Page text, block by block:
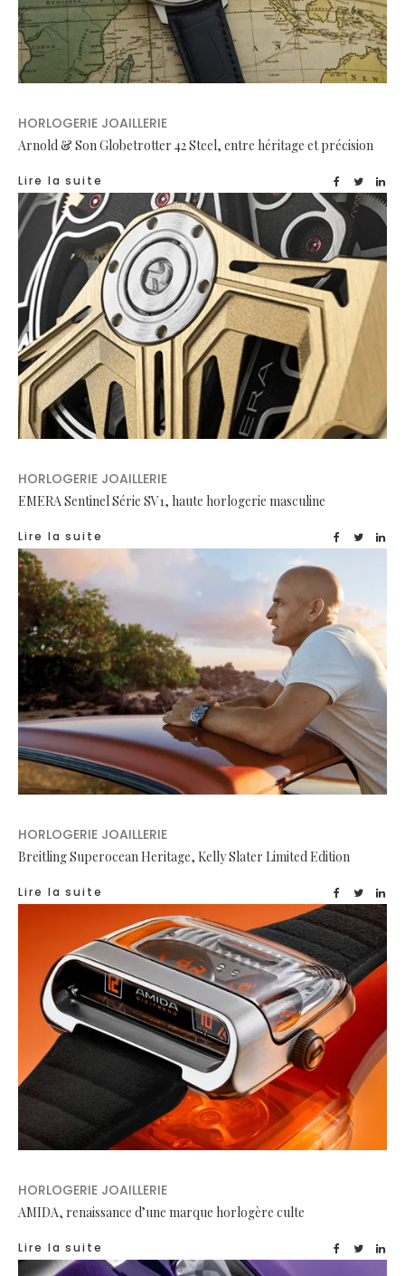
HORLOGERIE JOAILLERIE
Arnold & Son Globetrotter 42 Steel, entre héritage et précision
Lire la suite
HORLOGERIE JOAILLERIE
EMERA Sentinel Série SV1, haute horlogerie masculine
Lire la suite
HORLOGERIE JOAILLERIE
Breitling Superocean Heritage, Kelly Slater Limited Edition
Lire la suite
HORLOGERIE JOAILLERIE
AMIDA, renaissance d’une marque horlogère culte
Lire la suite